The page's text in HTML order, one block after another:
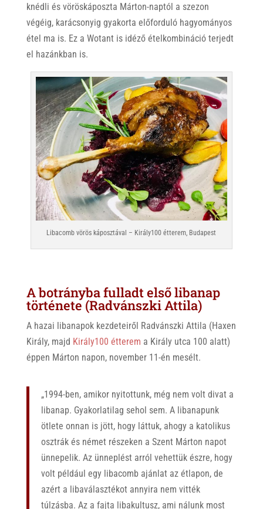
knédli és vöröskáposzta Márton-naptól a szezon
végéig, karácsonyig gyakorta előforduló hagyományos
étel ma is. Ez a Wotant is idéző ételkombináció terjedt
el hazánkban is.
Libacomb vörös káposztával – Király100 étterem, Budapest
A botrányba fulladt első libanap
története (Radvánszki Attila)
A hazai libanapok kezdeteiről Radvánszki Attila (Haxen
Király, majd Király100 étterem a Király utca 100 alatt)
éppen Márton napon, november 11-én mesélt.
„1994-ben, amikor nyitottunk, még nem volt divat a
libanap. Gyakorlatilag sehol sem. A libanapunk
ötlete onnan is jött, hogy láttuk, ahogy a katolikus
osztrák és német részeken a Szent Márton napot
ünnepelik. Az ünneplést arról vehettük észre, hogy
volt például egy libacomb ajánlat az étlapon, de
azért a libaválasztékot annyira nem vitték
túlzásba. Az a fajta libakultusz, ami nálunk most